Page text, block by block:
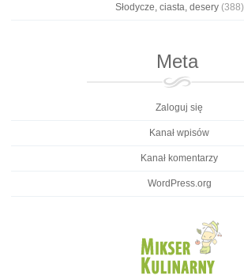
Słodycze, ciasta, desery(388)
Meta
Zaloguj się
Kanał wpisów
Kanał komentarzy
WordPress.org